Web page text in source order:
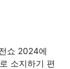
쇼 2024에
소지하기 편